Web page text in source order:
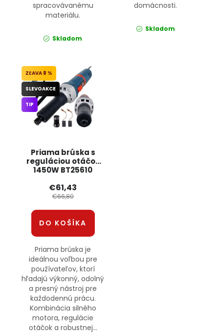
spracovávanému
materiálu.
Skladom
domácnosti.
Skladom
Priama brúska s
reguláciou otáčok
1450W BT25610
8 %
SLEVOAKCE
TIP
€61,43
€66,80
DO KOŠÍKA
Priama brúska je
ideálnou voľbou pre
používateľov, ktorí
hľadajú výkonný, odolný
a presný nástroj pre
každodennú prácu.
Kombinácia silného
motora, regulácie
otáčok a robustnej...